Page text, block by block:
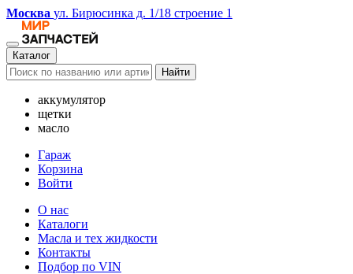
Москва ул. Бирюсинка д. 1/18 строение 1
Каталог
Найти
аккумулятор
щетки
масло
Гараж
Корзина
Войти
О нас
Каталоги
Масла и тех жидкости
Контакты
Подбор по VIN